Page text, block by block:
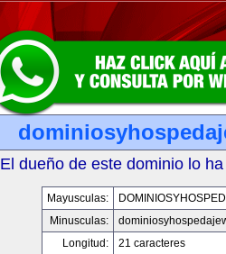
El dueño de este dominio lo
Mayusculas:
Minusculas:
Longitud:
21 caracteres